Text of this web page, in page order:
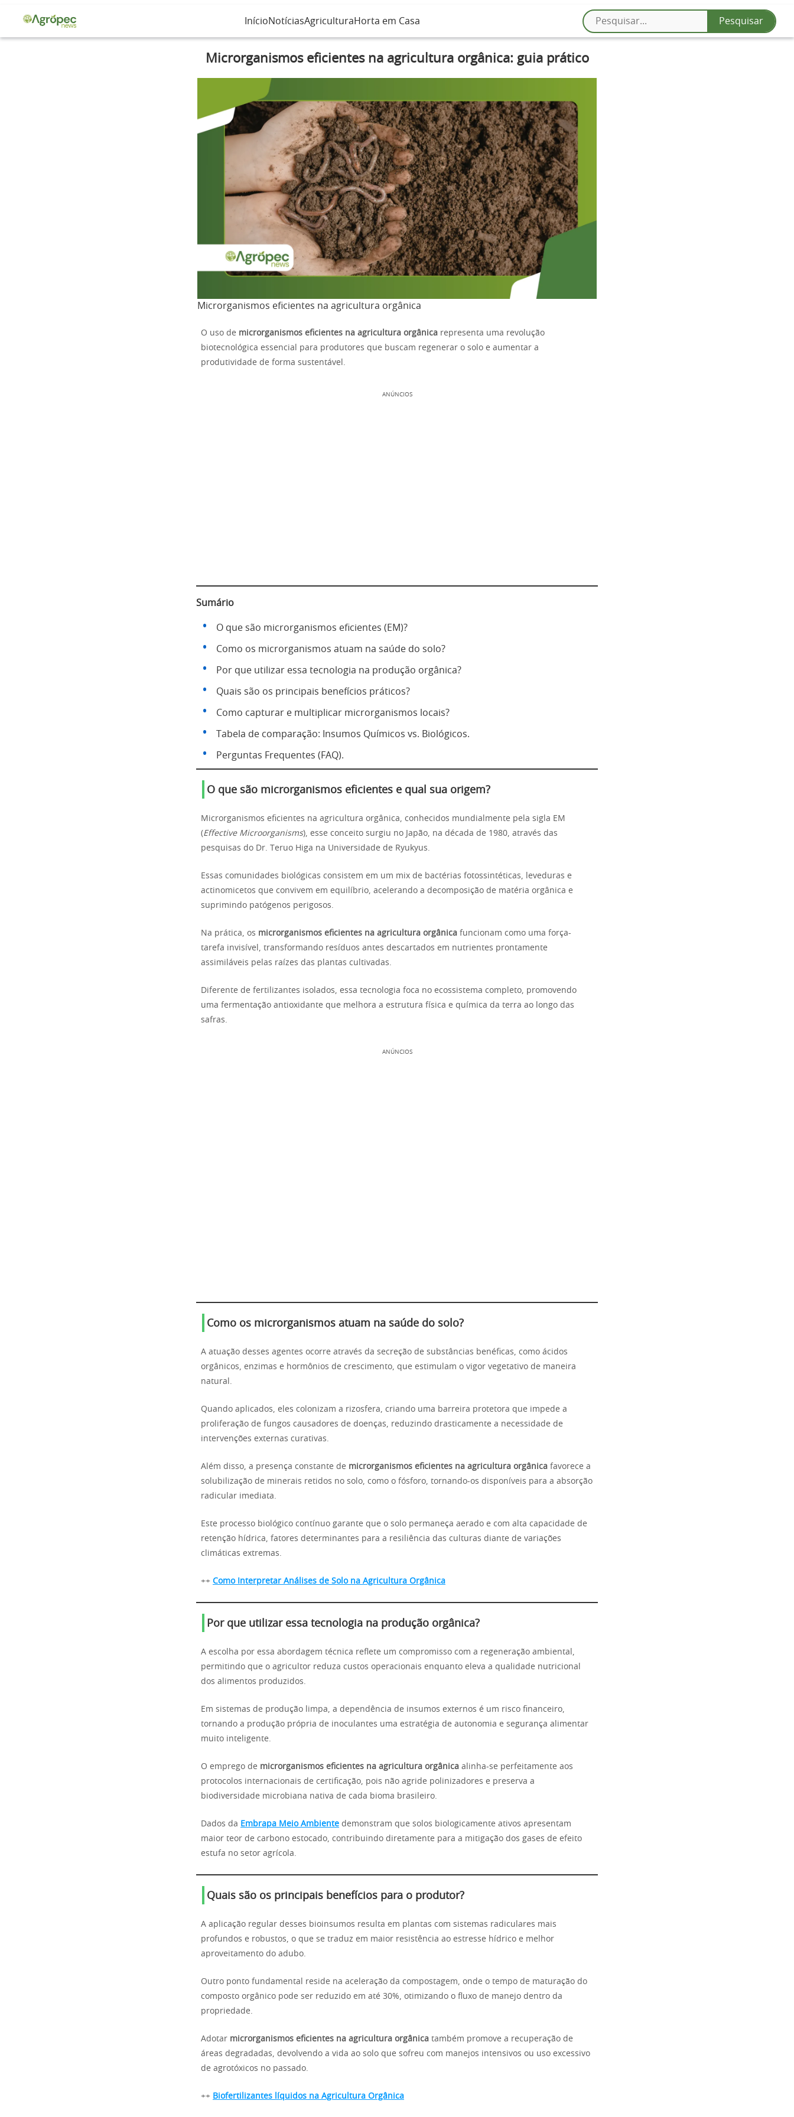
InícioNotíciasAgricultura Horta em Casa
Microrganismos eficientes na agricultura orgânica: guia prático
Microrganismos eficientes na agricultura orgânica
O uso de microrganismos eficientes na agricultura orgânica representa uma revolução
biotecnológica essencial para produtores que buscam regenerar o solo e aumentar a
produtividade de forma sustentável.
ANÚNCIOS
Sumário
O que são microrganismos eficientes (EM)?
Como os microrganismos atuam na saúde do solo?
Por que utilizar essa tecnologia na produção orgânica?
Quais são os principais benefícios práticos?
Como capturar e multiplicar microrganismos locais?
Tabela de comparação: Insumos Químicos vs. Biológicos.
Perguntas Frequentes (FAQ).
O que são microrganismos eficientes e qual sua origem?
Microrganismos eficientes na agricultura orgânica, conhecidos mundialmente pela sigla EM
(Effective Microorganisms), esse conceito surgiu no Japão, na década de 1980, através das
pesquisas do Dr. Teruo Higa na Universidade de Ryukyus.
Essas comunidades biológicas consistem em um mix de bactérias fotossintéticas, leveduras e
actinomicetos que convivem em equilíbrio, acelerando a decomposição de matéria orgânica e
suprimindo patógenos perigosos.
Na prática, os microrganismos eficientes na agricultura orgânica funcionam como uma força-
tarefa invisível, transformando resíduos antes descartados em nutrientes prontamente
assimiláveis pelas raízes das plantas cultivadas.
Diferente de fertilizantes isolados, essa tecnologia foca no ecossistema completo, promovendo
uma fermentação antioxidante que melhora a estrutura física e química da terra ao longo das
safras.
ANÚNCIOS
Como os microrganismos atuam na saúde do solo?
A atuação desses agentes ocorre através da secreção de substâncias benéficas, como ácidos
orgânicos, enzimas e hormônios de crescimento, que estimulam o vigor vegetativo de maneira
natural.
Quando aplicados, eles colonizam a rizosfera, criando uma barreira protetora que impede a
proliferação de fungos causadores de doenças, reduzindo drasticamente a necessidade de
intervenções externas curativas.
Além disso, a presença constante de microrganismos eficientes na agricultura orgânica favorece a
solubilização de minerais retidos no solo, como o fósforo, tornando-os disponíveis para a absorção
radicular imediata.
Este processo biológico contínuo garante que o solo permaneça aerado e com alta capacidade de
retenção hídrica, fatores determinantes para a resiliência das culturas diante de variações
climáticas extremas.
++ Como Interpretar Análises de Solo na Agricultura Orgânica
Por que utilizar essa tecnologia na produção orgânica?
A escolha por essa abordagem técnica reflete um compromisso com a regeneração ambiental,
permitindo que o agricultor reduza custos operacionais enquanto eleva a qualidade nutricional
dos alimentos produzidos.
Em sistemas de produção limpa, a dependência de insumos externos é um risco financeiro,
tornando a produção própria de inoculantes uma estratégia de autonomia e segurança alimentar
muito inteligente.
O emprego de microrganismos eficientes na agricultura orgânica alinha-se perfeitamente aos
protocolos internacionais de certificação, pois não agride polinizadores e preserva a
biodiversidade microbiana nativa de cada bioma brasileiro.
Dados da Embrapa Meio Ambiente demonstram que solos biologicamente ativos apresentam
maior teor de carbono estocado, contribuindo diretamente para a mitigação dos gases de efeito
estufa no setor agrícola.
Quais são os principais benefícios para o produtor?
A aplicação regular desses bioinsumos resulta em plantas com sistemas radiculares mais
profundos e robustos, o que se traduz em maior resistência ao estresse hídrico e melhor
aproveitamento do adubo.
Outro ponto fundamental reside na aceleração da compostagem, onde o tempo de maturação do
composto orgânico pode ser reduzido em até 30%, otimizando o fluxo de manejo dentro da
propriedade.
Adotar microrganismos eficientes na agricultura orgânica também promove a recuperação de
áreas degradadas, devolvendo a vida ao solo que sofreu com manejos intensivos ou uso excessivo
de agrotóxicos no passado.
++ Biofertilizantes líquidos na Agricultura Orgânica